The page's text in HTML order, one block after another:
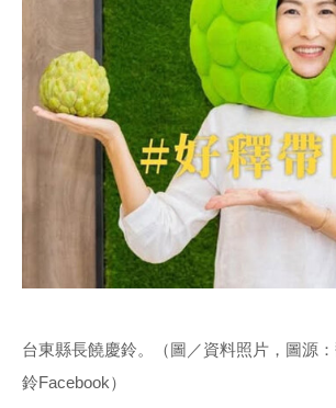
台東縣長饒慶鈴。（圖／資料照片，圖源
鈴 Facebook）